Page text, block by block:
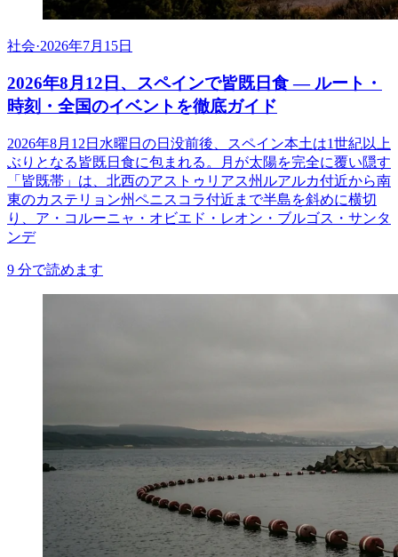
社会·2026年7月15日
2026年8月12日、スペインで皆既日食 ― ルート・
時刻・全国のイベントを徹底ガイド
2026年8月12日水曜日の日没前後、スペイン本土は1世紀以上
ぶりとなる皆既日食に包まれる。月が太陽を完全に覆い隠す
「皆既帯」は、北西のアストゥリアス州ルアルカ付近から南
東のカステリョン州ペニスコラ付近まで半島を斜めに横切
り、ア・コルーニャ・オビエド・レオン・ブルゴス・サンタ
ンデ
9 分で読めます